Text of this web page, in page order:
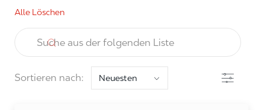
Alle Löschen
the results are updated
Suche aus der folgenden Liste
Sortieren nach: Filter